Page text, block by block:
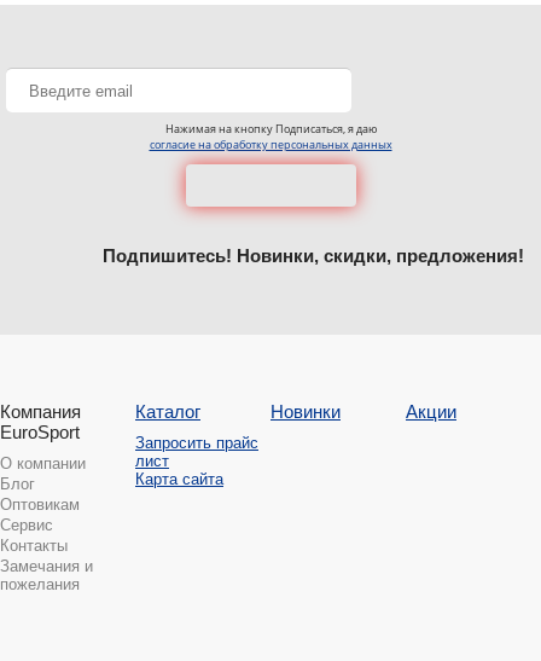
Нажимая на кнопку Подписаться, я даю
согласие на обработку персональных данных
Подпишитесь! Новинки, скидки, предложения!
Компания
EuroSport
О компании
Блог
Оптовикам
Сервис
Контакты
Замечания и
пожелания
Каталог
Запросить прайс
лист
Карта сайта
Новинки Акции